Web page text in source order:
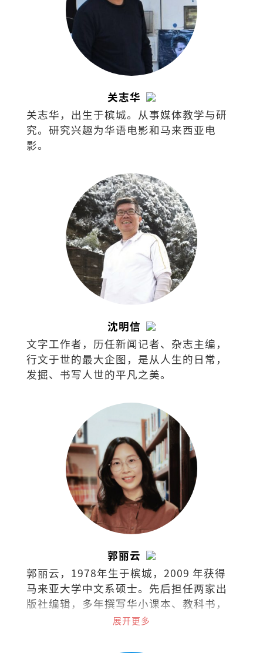
关志华
关志华，出生于槟城。从事媒体教学与研
究。研究兴趣为华语电影和马来西亚电
影。
沈明信
文字工作者，历任新闻记者、杂志主编，
行文于世的最大企图，是从人生的日常，
发掘、书写人世的平凡之美。
郭丽云
郭丽云，1978年生于槟城，2009 年获得
马来亚大学中文系硕士。先后担任两家出
版社编辑，多年撰写华小课本、教科书，
展开更多